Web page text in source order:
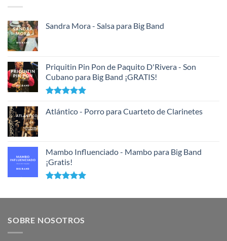
Sandra Mora - Salsa para Big Band
Priquitin Pin Pon de Paquito D'Rivera - Son
Cubano para Big Band ¡GRATIS!
con5.00
Atlántico - Porro para Cuarteto de Clarinetes
Mambo Influenciado - Mambo para Big Band
¡Gratis!
SOBRE NOSOTROS